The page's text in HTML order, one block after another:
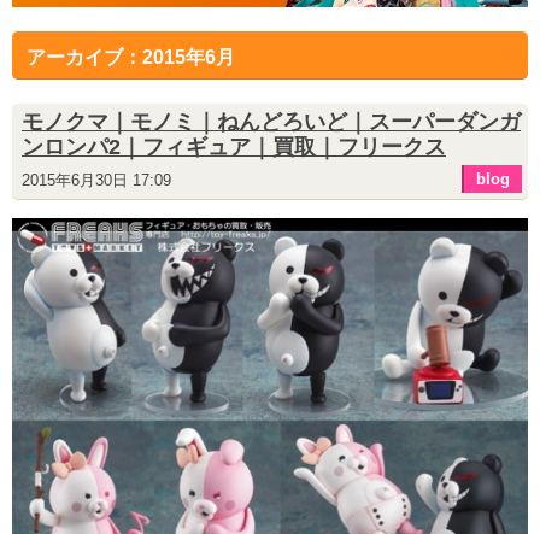
アーカイブ：2015年6月
モノクマ｜モノミ｜ねんどろいど｜スーパーダンガ
ンロンパ2｜フィギュア｜買取｜フリークス
2015年6月30日 17:09 blog